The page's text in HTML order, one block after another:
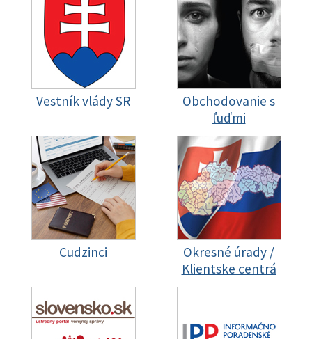
Vestník vlády SR
Obchodovanie s
ľuďmi
Cudzinci
Okresné úrady /
Klientske centrá